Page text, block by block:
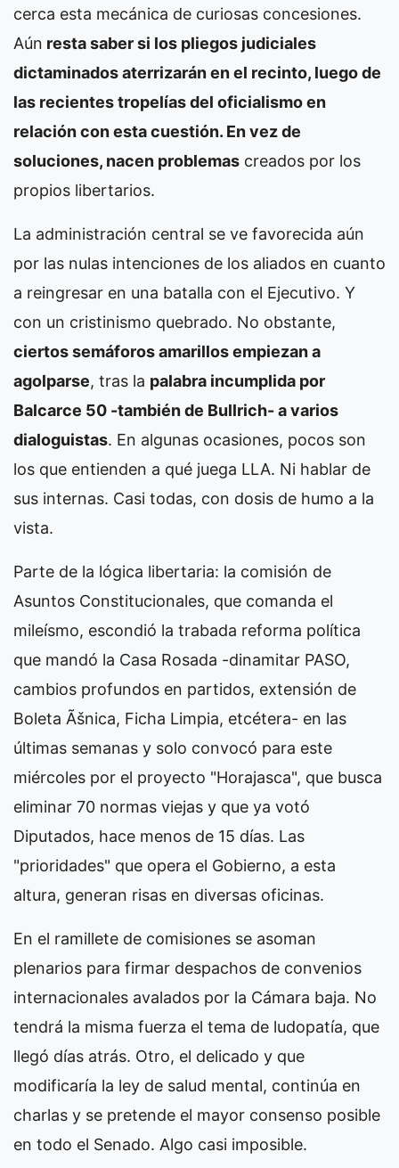
cerca esta mecánica de curiosas concesiones.
Aún resta saber si los pliegos judiciales
dictaminados aterrizarán en el recinto, luego de
las recientes tropelías del oficialismo en
relación con esta cuestión. En vez de
soluciones, nacen problemas creados por los
propios libertarios.
La administración central se ve favorecida aún
por las nulas intenciones de los aliados en cuanto
a reingresar en una batalla con el Ejecutivo. Y
con un cristinismo quebrado. No obstante,
ciertos semáforos amarillos empiezan a
agolparse, tras la palabra incumplida por
Balcarce 50 -también de Bullrich- a varios
dialoguistas. En algunas ocasiones, pocos son
los que entienden a qué juega LLA. Ni hablar de
sus internas. Casi todas, con dosis de humo a la
vista.
Parte de la lógica libertaria: la comisión de
Asuntos Constitucionales, que comanda el
mileísmo, escondió la trabada reforma política
que mandó la Casa Rosada -dinamitar PASO,
cambios profundos en partidos, extensión de
Boleta Ãšnica, Ficha Limpia, etcétera- en las
últimas semanas y solo convocó para este
miércoles por el proyecto "Horajasca", que busca
eliminar 70 normas viejas y que ya votó
Diputados, hace menos de 15 días. Las
"prioridades" que opera el Gobierno, a esta
altura, generan risas en diversas oficinas.
En el ramillete de comisiones se asoman
plenarios para firmar despachos de convenios
internacionales avalados por la Cámara baja. No
tendrá la misma fuerza el tema de ludopatía, que
llegó días atrás. Otro, el delicado y que
modificaría la ley de salud mental, continúa en
charlas y se pretende el mayor consenso posible
en todo el Senado. Algo casi imposible.